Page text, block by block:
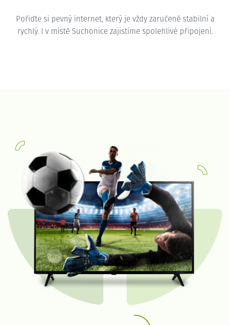
Pořiďte si pevný internet, který je vždy zaručeně stabilní a
rychlý. I v místě Suchonice zajistíme spolehlivé připojení.